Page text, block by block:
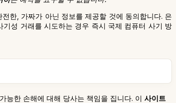
전한, 가짜가 아닌 정보를 제공할 것에 동의합니다. 은
성 거래를 시도하는 경우 즉시 국제 컴퓨터 사기 방
능한 손해에 대해 당사는 책임을 집니다. 이 사이트